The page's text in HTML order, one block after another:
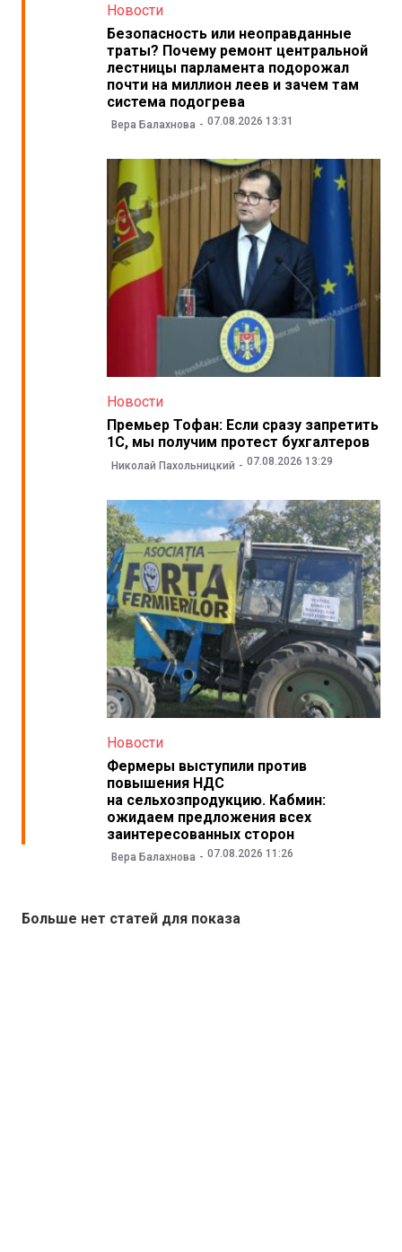
Новости
Безопасность или неоправданные
траты? Почему ремонт центральной
лестницы парламента подорожал
почти на миллион леев и зачем там
система подогрева
Вера Балахнова 07.08.2026 13:31
Новости
Премьер Тофан: Если сразу запретить
1С, мы получим протест бухгалтеров
Николай Пахольницкий 07.08.2026 13:29
Новости
Фермеры выступили против
повышения НДС
на сельхозпродукцию. Кабмин:
ожидаем предложения всех
заинтересованных сторон
Вера Балахнова 07.08.2026 11:26
Больше нет статей для показа